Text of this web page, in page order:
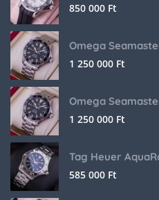
850 000 Ft
Omega
1 250 000 Ft
Omega
1 250 000 Ft
Tag Heuer
585 000 Ft